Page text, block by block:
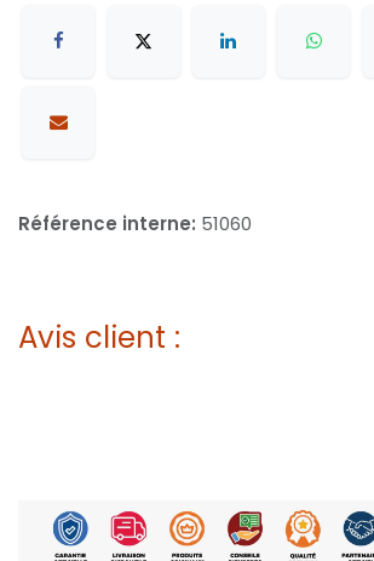
Référence interne: 51060
Avis client :